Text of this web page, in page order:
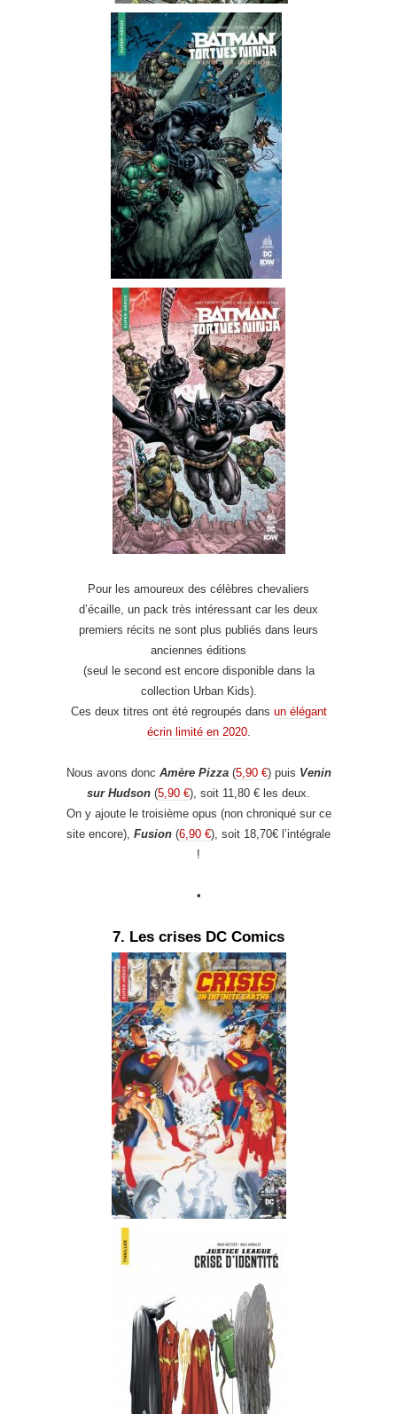
Pour les amoureux des célèbres chevaliers
d’écaille, un pack très intéressant car les deux
premiers récits ne sont plus publiés dans leurs
anciennes éditions
(seul le second est encore disponible dans la
collection Urban Kids).
Ces deux titres ont été regroupés dans un élégant
écrin limité en 2020.
Nous avons donc Amère Pizza(5,90 €) puis Venin
sur Hudson (5,90 €), soit 11,80 € les deux.
On y ajoute le troisième opus (non chroniqué sur ce
site encore), Fusion (6,90 €), soit 18,70€ l’intégrale
!
•
7. Les crises DC Comics